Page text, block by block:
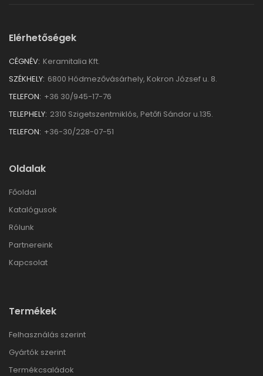
Elérhetőségek
CÉGNÉV: Keramitalia Kft.
SZÉKHELY: 6800 Hódmezővásárhely, Kokron József u. 8.
TELEFON: +36 30/945-17-76
TELEPHELY: 2310 Szigetszentmiklós, Petőfi Sándor u.135.
TELEFON: +36-30/228-07-51
Oldalak
Főoldal
Katalógusok
Rólunk
Partnereink
Kapcsolat
Termékek
Felhasználás szerint
Gyártók szerint
Termékcsaládok